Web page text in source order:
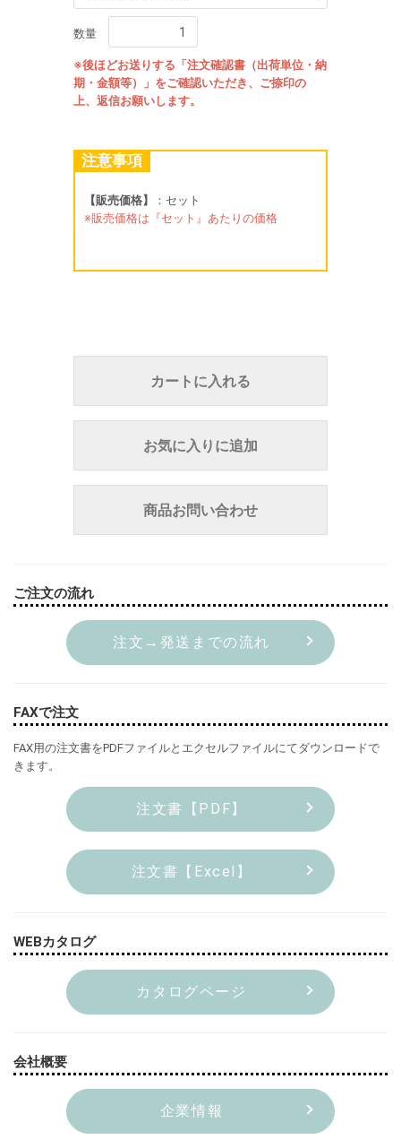
数量
※後ほどお送りする「注文確認書（出荷単位・納
期・金額等）」をご確認いただき、ご捺印の
上、返信お願いします。
注意事項
【販売価格】
：セット
※販売価格は『セット』あたりの価格
カートに入れる
お気に入りに追加
商品お問い合わせ
ご注文の流れ
注文→発送までの流れ
FAXで注文
FAX用の注文書をPDFファイルとエクセルファイルにてダウンロードで
きます。
注文書【PDF】
注文書【Excel】
WEBカタログ
カタログページ
会社概要
企業情報